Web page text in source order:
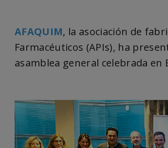
AFAQUIM, la asociación de
Farmacéuticos (APIs), ha
asamblea general celebrada en